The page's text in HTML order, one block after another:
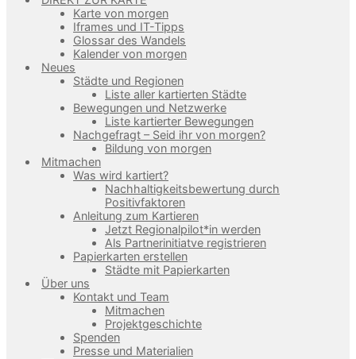
Karte von morgen
Iframes und IT-Tipps
Glossar des Wandels
Kalender von morgen
Neues
Städte und Regionen
Liste aller kartierten Städte
Bewegungen und Netzwerke
Liste kartierter Bewegungen
Nachgefragt – Seid ihr von morgen?
Bildung von morgen
Mitmachen
Was wird kartiert?
Nachhaltigkeitsbewertung durch
Positivfaktoren
Anleitung zum Kartieren
Jetzt Regionalpilot*in werden
Als Partnerinitiatve registrieren
Papierkarten erstellen
Städte mit Papierkarten
Über uns
Kontakt und Team
Mitmachen
Projektgeschichte
Spenden
Presse und Materialien